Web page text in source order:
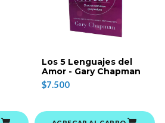
Los 5 Lenguajes del
Amor - Gary Chapman
$7.500